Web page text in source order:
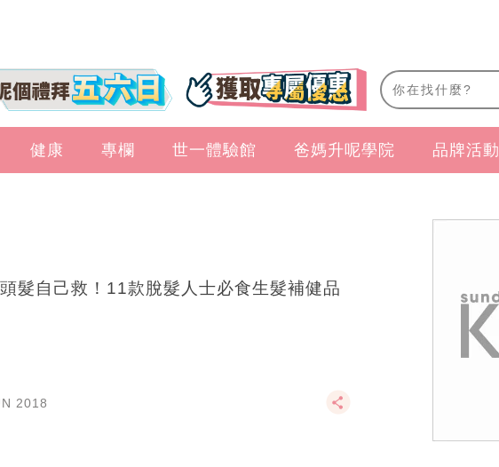
健康 專欄 世一體驗館 爸媽升呢學院 品牌活動
髮自己救！11款脫髮人士必食生髮補健品
2018